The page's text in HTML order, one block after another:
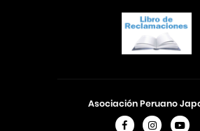
Asociación Peruano